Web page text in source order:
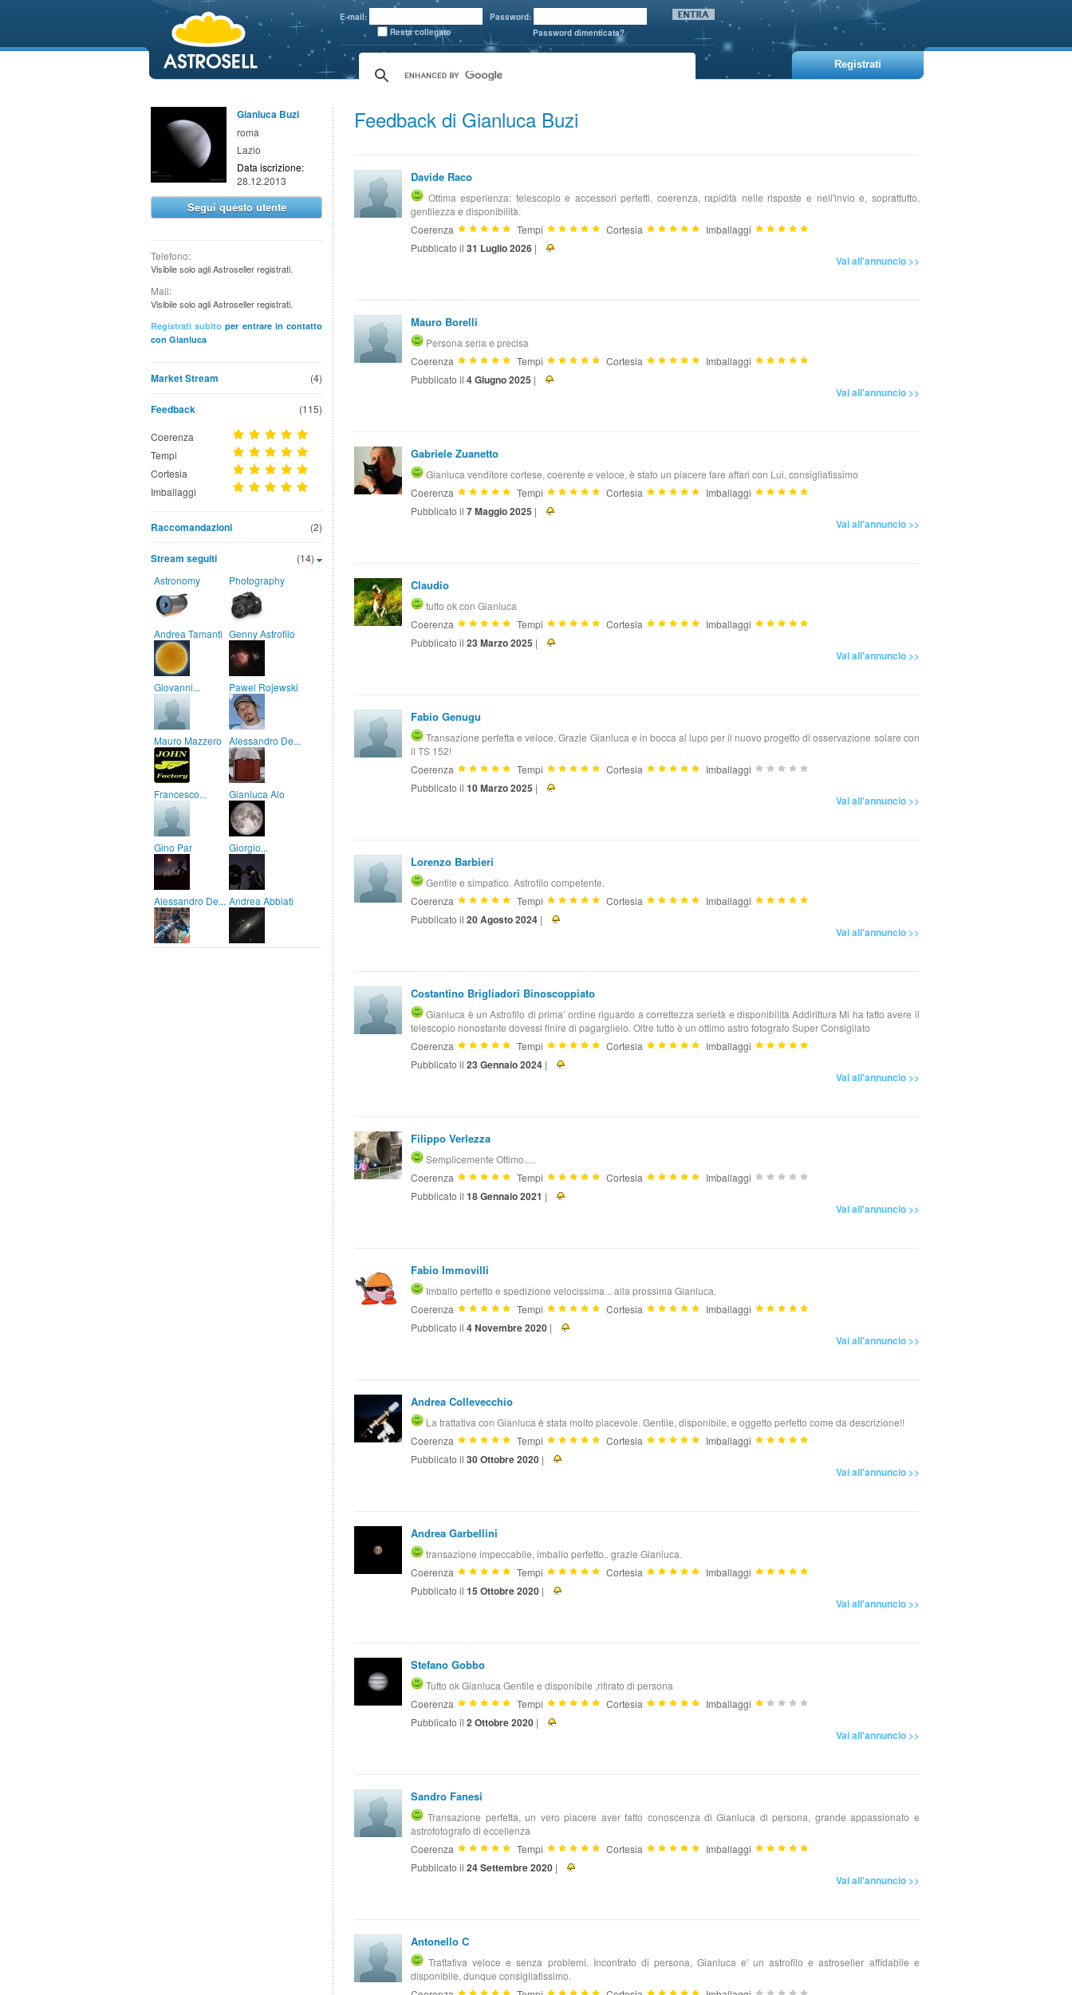
E-mail:
Password:
Resta collegato
Password dimenticata?
Registrati
Gianluca Buzi
roma
Lazio
Data iscrizione:
28.12.2013
Segui questo utente
Telefono:
Visibile solo agli Astroseller registrati.
Mail:
Visibile solo agli Astroseller registrati.
Registrati subito per entrare in contatto
con Gianluca
(4)
Market Stream
Feedback (115)
Coerenza
Tempi
Cortesia
Imballaggi
(2)
Raccomandazioni
(14)
Stream seguiti
Astronomy Photography
Andrea Tamanti Genny Astrofilo
Giovanni... Pawel Rojewski
Mauro Mazzero Alessandro De...
Francesco... Gianluca Alo
Gino Par Giorgio...
Alessandro De... Andrea Abbiati
Feedback di Gianluca Buzi
Davide Raco
Ottima esperienza: telescopio e accessori perfetti, coerenza, rapidità nelle risposte e nell'invio e, soprattutto,
gentilezza e disponibilità.
Coerenza
Tempi Cortesia
Imballaggi
Pubblicato il31 Luglio 2026 |
Vai all'annuncio >>
Mauro Borelli
Persona seria e precisa
Coerenza
Tempi Cortesia
Imballaggi
Pubblicato il4 Giugno 2025 |
Vai all'annuncio >>
Gabriele Zuanetto
Gianluca venditore cortese, coerente e veloce, è stato un piacere fare affari con Lui, consigliatissimo
Coerenza
Tempi Cortesia
Imballaggi
Pubblicato il7 Maggio 2025 |
Vai all'annuncio >>
Claudio
tutto ok con Gianluca
Coerenza
Tempi Cortesia
Imballaggi
Pubblicato il23 Marzo 2025 |
Vai all'annuncio >>
Fabio Genugu
Transazione perfetta e veloce. Grazie Gianluca e in bocca al lupo per il nuovo progetto di osservazione solare con
il TS 152!
Coerenza
Tempi Cortesia
Imballaggi
Pubblicato il10 Marzo 2025 |
Vai all'annuncio >>
Lorenzo Barbieri
Gentile e simpatico. Astrofilo competente.
Coerenza
Tempi Cortesia
Imballaggi
Pubblicato il20 Agosto 2024 |
Vai all'annuncio >>
Costantino Brigliadori Binoscoppiato
Gianluca è un Astrofilo di prima’ ordine riguardo a correttezza serietà e disponibilità Addirittura Mi ha fatto avere il
telescopio nonostante dovessi finire di pagarglielo. Oltre tutto è un ottimo astro fotografo Super Consigliato
Coerenza
Tempi Cortesia
Imballaggi
Pubblicato il23 Gennaio 2024 |
Vai all'annuncio >>
Filippo Verlezza
Semplicemente Ottimo.....
Coerenza
Tempi Cortesia
Imballaggi
Pubblicato il18 Gennaio 2021 |
Vai all'annuncio >>
Fabio Immovilli
Imballo perfetto e spedizione velocissima... alla prossima Gianluca.
Coerenza
Tempi Cortesia
Imballaggi
Pubblicato il4 Novembre 2020 |
Vai all'annuncio >>
Andrea Collevecchio
La trattativa con Gianluca è stata molto piacevole. Gentile, disponibile, e oggetto perfetto come da descrizione!!
Coerenza
Tempi Cortesia
Imballaggi
Pubblicato il30 Ottobre 2020 |
Vai all'annuncio >>
Andrea Garbellini
transazione impeccabile, imballo perfetto.. grazie Gianluca.
Coerenza
Tempi Cortesia
Imballaggi
Pubblicato il15 Ottobre 2020 |
Vai all'annuncio >>
Stefano Gobbo
Tutto ok Gianluca Gentile e disponibile ,ritirato di persona
Coerenza
Tempi Cortesia
Imballaggi
Pubblicato il2 Ottobre 2020 |
Vai all'annuncio >>
Sandro Fanesi
Transazione perfetta, un vero piacere aver fatto conoscenza di Gianluca di persona, grande appassionato e
astrofotografo di eccellenza
Coerenza
Tempi Cortesia
Imballaggi
Pubblicato il24 Settembre 2020 |
Vai all'annuncio >>
Antonello C
Trattativa veloce e senza problemi. Incontrato di persona, Gianluca e' un astrofilo e astroseller affidabile e
disponibile, dunque consigliatissimo.